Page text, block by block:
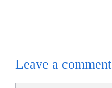
Leave a comment